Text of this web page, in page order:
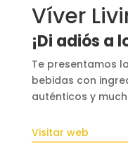
Víver
¡Di adiós a
Te presentamos la
bebidas con
auténticos y
Visitar web